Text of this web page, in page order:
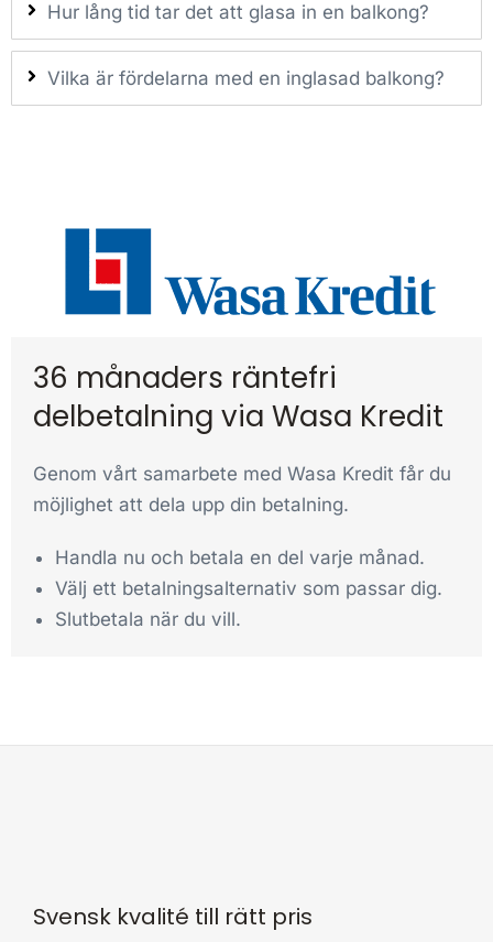
Hur lång tid tar det att glasa in en balkong?
Vilka är fördelarna med en inglasad balkong?
36 månaders räntefri
delbetalning via Wasa Kredit
Genom vårt samarbete med Wasa Kredit får du
möjlighet att dela upp din betalning.
Handla nu och betala en del varje månad.
Välj ett betalningsalternativ som passar dig.
Slutbetala när du vill.
Svensk kvalité till rätt pris